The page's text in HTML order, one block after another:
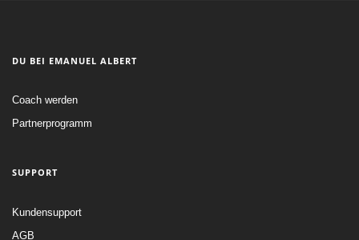
DU BEI EMANUEL ALBERT
Coach werden
Partnerprogramm
SUPPORT
Kundensupport
AGB